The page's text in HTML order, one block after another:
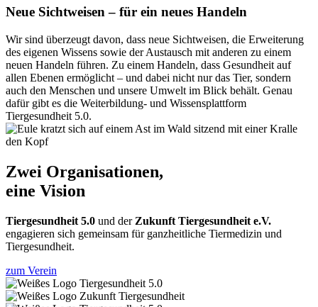
Neue Sichtweisen – für ein neues Handeln
Wir sind überzeugt davon, dass neue Sichtweisen, die Erweiterung
des eigenen Wissens sowie der Austausch mit anderen zu einem
neuen Handeln führen. Zu einem Handeln, dass Gesundheit auf
allen Ebenen ermöglicht – und dabei nicht nur das Tier, sondern
auch den Menschen und unsere Umwelt im Blick behält. Genau
dafür gibt es die Weiterbildung- und Wissensplattform
Tiergesundheit 5.0.
Zwei Organisationen,
eine Vision
Tiergesundheit 5.0 und derZukunft Tiergesundheit e.V.
engagieren sich gemeinsam für ganzheitliche Tiermedizin und
Tiergesundheit.
zum Verein